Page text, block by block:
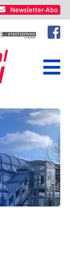
Newsletter-Abo